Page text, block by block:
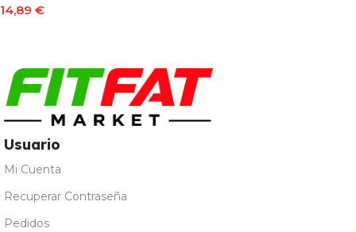
14,89 €
Usuario
Mi Cuenta
Recuperar Contraseña
Pedidos